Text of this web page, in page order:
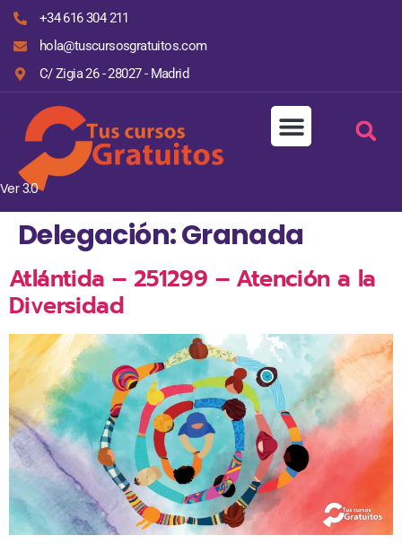
+34 616 304 211
hola@tuscursosgratuitos.com
C/ Zigia 26 - 28027 - Madrid
Ver 3.0
Delegación:Granada
Atlántida – 251299 – Atención a la
Diversidad